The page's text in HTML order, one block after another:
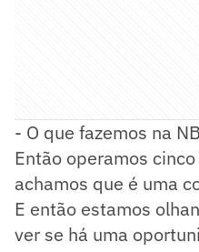
- O que fazemos na
Então operamos
achamos que é uma
E então estamos
ver se há uma